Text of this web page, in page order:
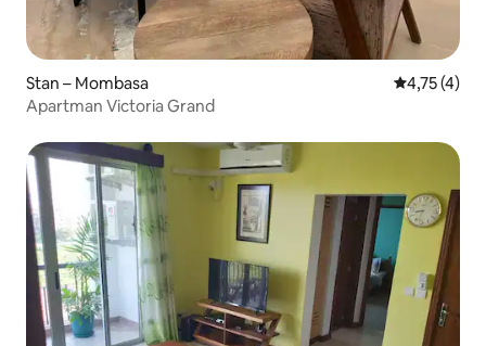
Stan – Mombasa Prosječna
4,75 (4)
Apartman Victoria Grand